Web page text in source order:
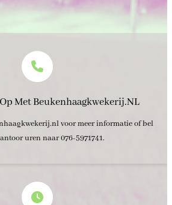
Met Beukenhaagkwekerij.nL
voor meer informatie of bel
uren naar 076-5971741.